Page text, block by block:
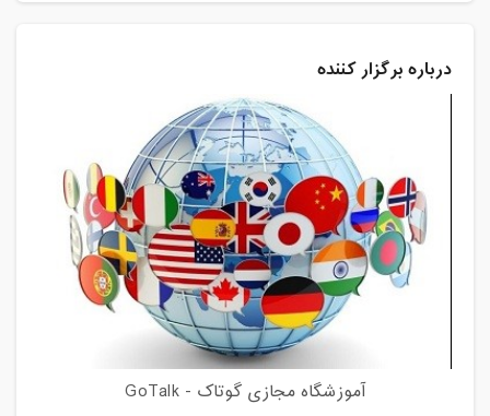
درباره برگزار کننده
آموزشگاه مجازی گوتاک - GoTalk